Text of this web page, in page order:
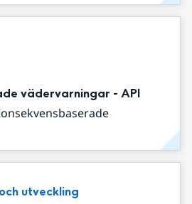
vädervarningar - API
utveckling